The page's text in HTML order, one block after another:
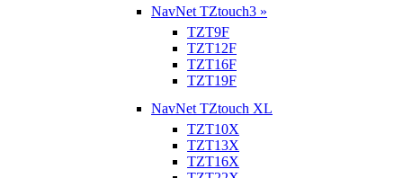
NavNet TZtouch3 »
TZT9F
TZT12F
TZT16F
TZT19F
NavNet TZtouch XL
TZT10X
TZT13X
TZT16X